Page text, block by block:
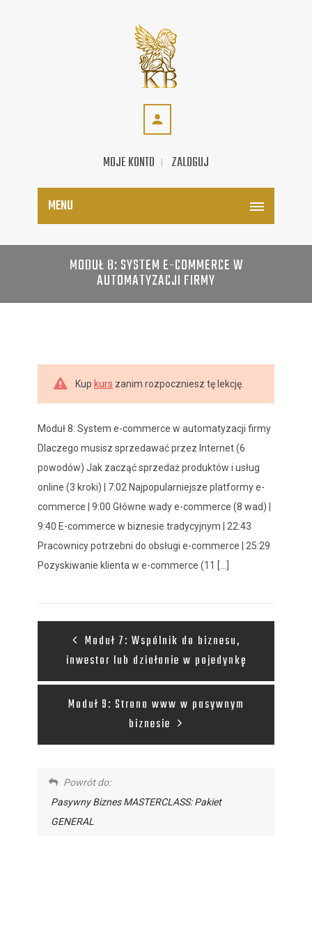
MOJE KONTO ZALOGUJ
MENU
MODUŁ 8: SYSTEM E-COMMERCE W
AUTOMATYZACJI FIRMY
Kup kurs zanim rozpoczniesz tę lekcję.
Moduł 8: System e-commerce w automatyzacji firmy
Dlaczego musisz sprzedawać przez Internet (6
powodów) Jak zacząć sprzedaż produktów i usług
online (3 kroki) | 7:02 Najpopularniejsze platformy e-
commerce | 9:00 Główne wady e-commerce (8 wad) |
9:40 E-commerce w biznesie tradycyjnym | 22:43
Pracownicy potrzebni do obsługi e-commerce | 25:29
Pozyskiwanie klienta w e-commerce (11 [...]
Moduł 7: Wspólnik do biznesu,
inwestor lub działanie w pojedynkę
Moduł 9: Strona www w pasywnym
biznesie
Powrót do:
Pasywny Biznes MASTERCLASS: Pakiet
GENERAL